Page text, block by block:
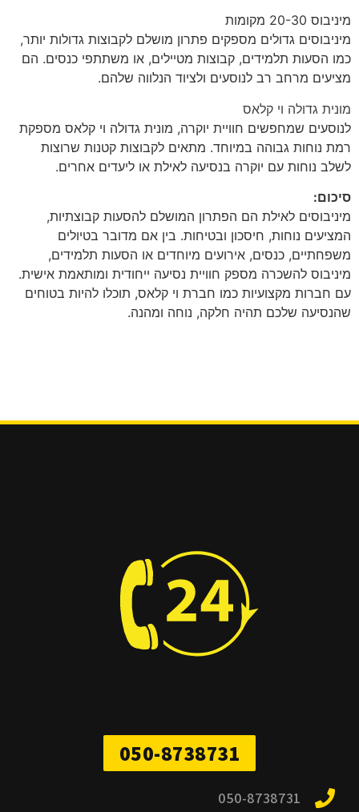
מיניבוס 20-30 מקומות
מיניבוסים גדולים מספקים פתרון מושלם לקבוצות גדולות יותר,
כמו הסעות תלמידים, קבוצות מטיילים, או משתתפי כנסים. הם
מציעים מרחב רב לנוסעים ולציוד הנלווה שלהם.
מונית גדולה וי קלאס
לנוסעים שמחפשים חוויית יוקרה, מונית גדולה וי קלאס מספקת
רמת נוחות גבוהה במיוחד. מתאים לקבוצות קטנות שרוצות
לשלב נוחות עם יוקרה בנסיעה לאילת או ליעדים אחרים.
סיכום:
מיניבוסים לאילת הם הפתרון המושלם להסעות קבוצתיות,
המציעים נוחות, חיסכון ובטיחות. בין אם מדובר בטיולים
משפחתיים, כנסים, אירועים מיוחדים או הסעות תלמידים,
מיניבוס להשכרה מספק חוויית נסיעה ייחודית ומותאמת אישית.
עם חברות מקצועיות כמו חברת וי קלאס, תוכלו להיות בטוחים
שהנסיעה שלכם תהיה חלקה, נוחה ומהנה.
050-8738731
050-8738731